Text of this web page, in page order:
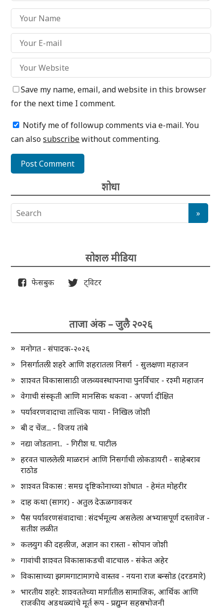
Save my name, email, and website in this browser
for the next time I comment.
Notify me of followup comments via e-mail. You
can alsosubscribewithout commenting.
शोधा
सोशल मीडिया
फेसबुक ट्विटर
ताजा अंक – जुलै २०२६
मनोगत - संपादक-२०२६
निसर्गातली शहरे आणि शहरातला निसर्ग - सुलक्षणा महाजन
शाश्वत विकासासाठी जलव्यवस्थापनाचा पुनर्विचार - रश्मी महाजन
वेगाची संस्कृती आणि मानसिक थकवा - अपर्णा दीक्षित
पर्यावरणवादाचा तात्त्विक पाया - निखिल जोशी
बी द चेंज... - विजय तांबे
नद्या जोडताना.. - गिरीश घ. पाटील
हरवत चाललेली माळरानं आणि निसर्गाची लोकडायरी - साहेबराव
राठोड
शाश्वत विकास : समग्र दृष्टिकोनाच्या शोधात - हेमंत मोहरीर
दाह कथा (सागर) - अतुल देऊळगावकर
पैस पर्यावरणसंवादाचा : संदर्भमूल्य असलेला अभ्यासपूर्ण दस्तावेज -
सतीश लळीत
कलयुग की दहलीज, अज्ञान का रास्ता - सोपान जोशी
गावांची शाश्वत विकासाकडची वाटचाल - संकेत अहेर
विकासाच्या झगमगाटामागचे वास्तव - नयना राज बन्सोड (दरडमारे)
भारतीय शहरे: शाश्वततेच्या मार्गातील सामाजिक, आर्थिक आणि
राजकीय अडथळ्यांचे मूर्त रूप - प्रद्युम्न सहस्रभोजनी